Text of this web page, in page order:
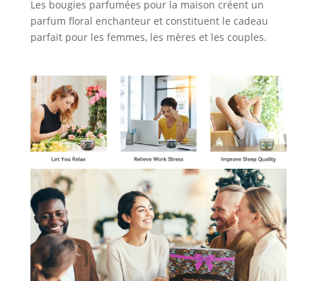
Les bougies parfumées pour la maison créent un
parfum floral enchanteur et constituent le cadeau
parfait pour les femmes, les mères et les couples.